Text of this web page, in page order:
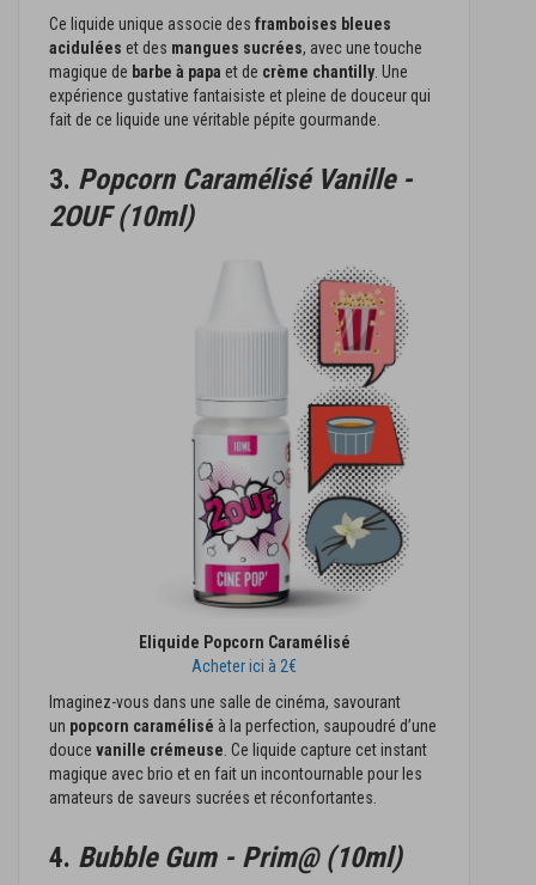
Ce liquide unique associe des framboises bleues
acidulées et des mangues sucrées, avec une touche
magique de barbe à papa et de crème chantilly. Une
expérience gustative fantaisiste et pleine de douceur qui
fait de ce liquide une véritable pépite gourmande.
3. Popcorn Caramélisé Vanille -
2OUF (10ml)
Eliquide Popcorn Caramélisé
Acheter ici à 2€
Imaginez-vous dans une salle de cinéma, savourant
un popcorn caramélisé à la perfection, saupoudré d’une
douce vanille crémeuse. Ce liquide capture cet instant
magique avec brio et en fait un incontournable pour les
amateurs de saveurs sucrées et réconfortantes.
4. Bubble Gum - Prim@ (10ml)